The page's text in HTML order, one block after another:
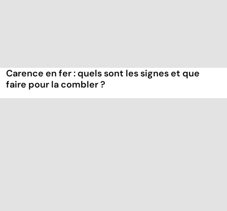
Carence en fer : quels sont les signes et que
faire pour la combler ?